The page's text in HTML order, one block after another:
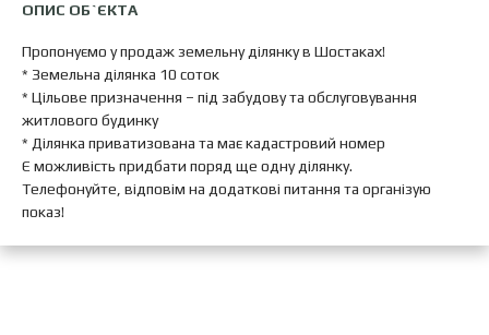
ОПИС ОБ`ЄКТА
Пропонуємо у продаж земельну ділянку в Шостаках!
* Земельна ділянка 10 соток
* Цільове призначення – під забудову та обслуговування
житлового будинку
* Ділянка приватизована та має кадастровий номер
Є можливість придбати поряд ще одну ділянку.
Телефонуйте, відповім на додаткові питання та організую
показ!